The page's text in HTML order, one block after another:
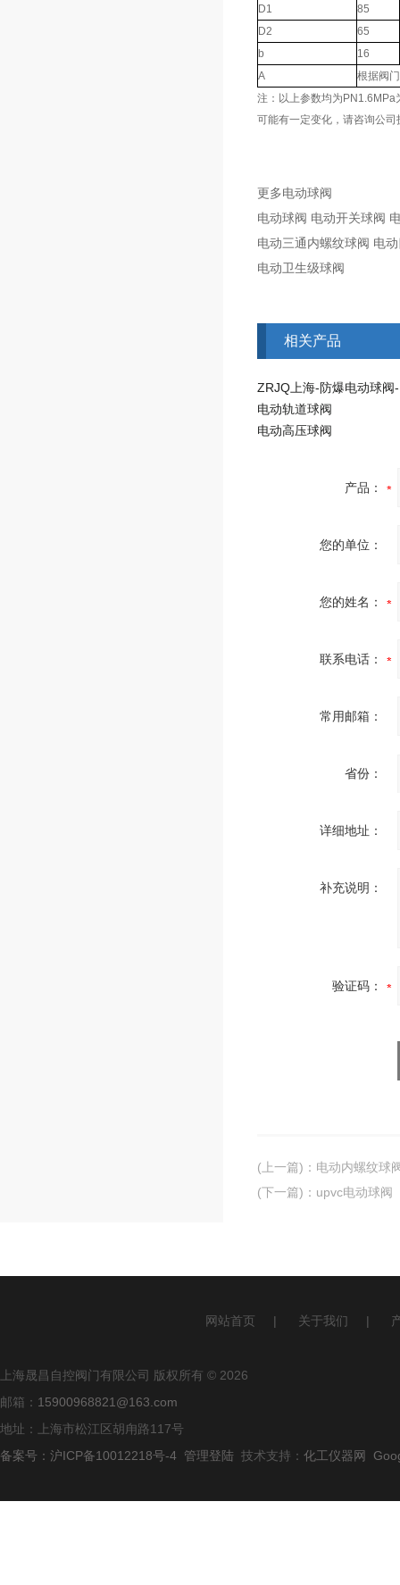
D1
85
D2
65
b
16
A
根据阀
注：以上参数均为PN1.6MPa
可能有一定变化，请咨询公
更多电动球阀
电动球阀 电动开关球阀
电动三通内螺纹球阀 电
电动卫生级球阀
相关产品
电动轨道球阀
电动高压球阀
产品：
您的单位：
您的姓名：
联系电话：
常用邮箱：
省份：
详细地址：
补充说明：
验证码：
(上一篇) ： 电动内螺纹球
(下一篇) ： upvc电动球阀
网站首页 | 关于我们 |
上海晟昌自控阀门有限公司 版权所有 © 2026
邮箱： 15900968821@163.com
地址：上海市松江区胡甪路117号
备案号：沪ICP备10012218号-4 管理登陆 技术支持： 化工仪器网